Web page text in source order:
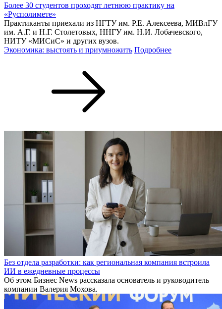
Более 30 студентов проходят летнюю практику на
«Русполимете»
Практиканты приехали из НГТУ им. Р.Е. Алексеева, МИВлГУ
им. А.Г. и Н.Г. Столетовых, ННГУ им. Н.И. Лобачевского,
НИТУ «МИСиС» и других вузов.
Экономика: выстоять и приумножить Подробнее
Без отдела разработки: как региональная компания встроила
ИИ в ежедневные процессы
Об этом Бизнес News рассказала основатель и руководитель
компании Валерия Мохова.